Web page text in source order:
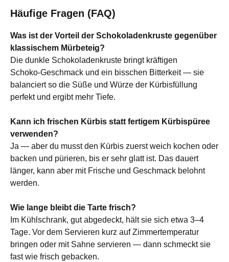
Häufige Fragen (FAQ)
Was ist der Vorteil der Schokoladenkruste gegenüber
klassischem Mürbeteig?
Die dunkle Schokoladenkruste bringt kräftigen
Schoko‑Geschmack und ein bisschen Bitterkeit — sie
balanciert so die Süße und Würze der Kürbisfüllung
perfekt und ergibt mehr Tiefe.
Kann ich frischen Kürbis statt fertigem Kürbispüree
verwenden?
Ja — aber du musst den Kürbis zuerst weich kochen oder
backen und pürieren, bis er sehr glatt ist. Das dauert
länger, kann aber mit Frische und Geschmack belohnt
werden.
Wie lange bleibt die Tarte frisch?
Im Kühlschrank, gut abgedeckt, hält sie sich etwa 3–4
Tage. Vor dem Servieren kurz auf Zimmertemperatur
bringen oder mit Sahne servieren — dann schmeckt sie
fast wie frisch gebacken.